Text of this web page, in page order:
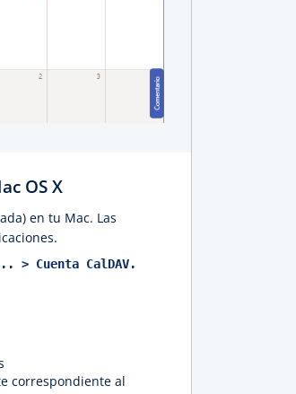
OS X
en tu Mac. Las
> Cuenta CalDAV.
correspondiente al